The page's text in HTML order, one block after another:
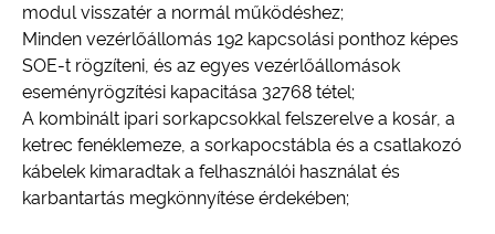
modul visszatér a normál működéshez;
Minden vezérlőállomás 192 kapcsolási ponthoz képes
SOE-t rögzíteni, és az egyes vezérlőállomások
eseményrögzítési kapacitása 32768 tétel;
A kombinált ipari sorkapcsokkal felszerelve a kosár, a
ketrec fenéklemeze, a sorkapocstábla és a csatlakozó
kábelek kimaradtak a felhasználói használat és
karbantartás megkönnyítése érdekében;